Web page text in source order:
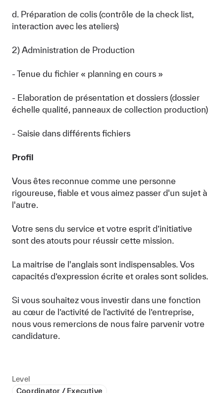
d. Préparation de colis (contrôle de la check list,
interaction avec les ateliers)
2) Administration de Production
- Tenue du fichier « planning en cours »
- Elaboration de présentation et dossiers (dossier
échelle qualité, panneaux de collection production)
- Saisie dans différents fichiers
Profil
Vous êtes reconnue comme une personne
rigoureuse, fiable et vous aimez passer d'un sujet à
l'autre.
Votre sens du service et votre esprit d’initiative
sont des atouts pour réussir cette mission.
La maitrise de l'anglais sont indispensables. Vos
capacités d’expression écrite et orales sont solides.
Si vous souhaitez vous investir dans une fonction
au cœur de l’activité de l’activité de l’entreprise,
nous vous remercions de nous faire parvenir votre
candidature.
Level
Coordinator / Executive